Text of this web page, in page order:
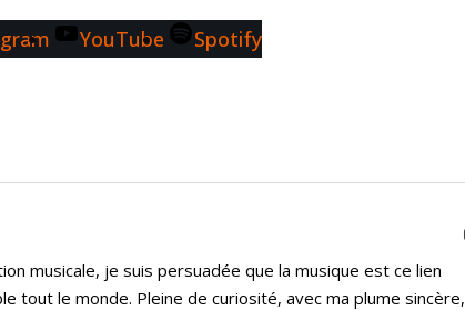
YouTube Spotify
musicale, je suis persuadée que la musique est ce lien
tout le monde. Pleine de curiosité, avec ma plume sincère,